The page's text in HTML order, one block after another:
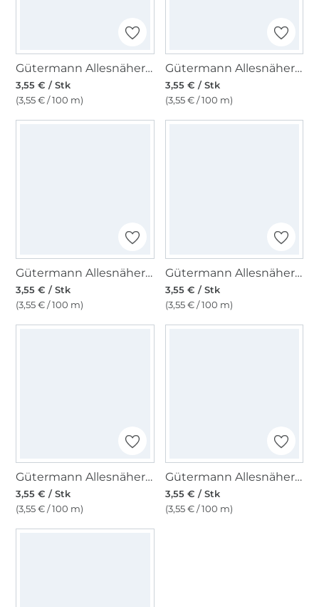
Gütermann Allesnäher rPET 100 m, (701) grau
3,55 € / Stk
(3,55 € / 100 m)
Gütermann Allesnäher rPET 100 m, (112) taubenblau
3,55 € / Stk
(3,55 € / 100 m)
Gütermann Allesnäher rPET 100 m, (038) hellgrau
3,55 € / Stk
(3,55 € / 100 m)
Gütermann Allesnäher rPET 100 m, (582) avocadogrün
3,55 € / Stk
(3,55 € / 100 m)
Gütermann Allesnäher rPET 100 m, (417) gelb
3,55 € / Stk
(3,55 € / 100 m)
Gütermann Allesnäher rPET 100 m, (046) rot
3,55 € / Stk
(3,55 € / 100 m)